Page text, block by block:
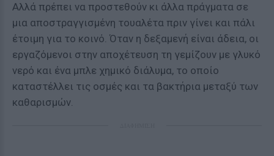
Αλλά πρέπει να προστεθούν κι άλλα πράγματα σε
μια αποστραγγισμένη τουαλέτα πριν γίνει και πάλι
έτοιμη για το κοινό. Όταν η δεξαμενή είναι άδεια, οι
εργαζόμενοι στην αποχέτευση τη γεμίζουν με γλυκό
νερό και ένα μπλε χημικό διάλυμα, το οποίο
καταστέλλει τις οσμές και τα βακτήρια μεταξύ των
καθαρισμών.